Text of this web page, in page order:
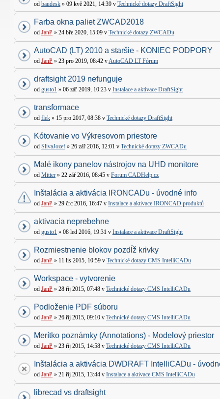
od baudesk » 09 kvě 2021, 14:39 v Technické dotazy DraftSight
Farba okna paliet ZWCAD2018
od JanP » 24 bře 2020, 15:09 v Technické dotazy ZWCADu
AutoCAD (LT) 2010 a staršie - KONIEC PODPORY
od JanP » 23 pro 2019, 08:42 vAutoCAD LT Fórum
draftsight 2019 nefunguje
od gusto1 » 06 zář 2019, 10:23 v Instalace a aktivace DraftSight
transformace
od flek » 15 pro 2017, 08:38 v Technické dotazy DraftSight
Kótovanie vo Výkresovom priestore
od SlivaJozef » 26 zář 2016, 12:01 v Technické dotazy ZWCADu
Malé ikony panelov nástrojov na UHD monitore
od Mitter » 22 zář 2016, 08:45 v Forum CADHelp.cz
Inštalácia a aktivácia IRONCADu - úvodné info
od JanP » 29 črc 2016, 16:47 v Instalace a aktivace IRONCAD produktů
aktivacia neprebehne
od gusto1 » 08 led 2016, 19:31 v Instalace a aktivace DraftSight
Rozmiestnenie blokov pozdĺž krivky
od JanP » 11 lis 2015, 10:59 v Technické dotazy CMS IntelliCADu
Workspace - vytvorenie
od JanP » 28 říj 2015, 07:48 v Technické dotazy CMS IntelliCADu
Podloženie PDF súboru
od JanP » 26 říj 2015, 09:10 v Technické dotazy CMS IntelliCADu
Merítko poznámky (Annotations) - Modelový priestor
od JanP » 23 říj 2015, 14:58 v Technické dotazy CMS IntelliCADu
Inštalácia a aktivácia DWDRAFT IntelliCADu -
od JanP » 21 říj 2015, 13:44 v Instalace a aktivace CMS IntelliCADu
librecad vs draftsight